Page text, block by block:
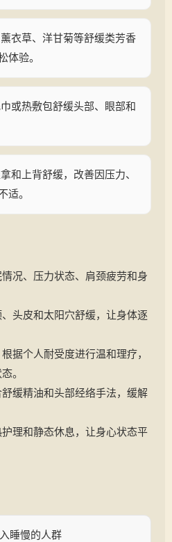
衣草、洋甘菊等舒缓类芳香
体验。
或热敷包舒缓头部、眼部和
和上背舒缓，改善因压力、
适。
况、压力状态、肩颈疲劳和身
头皮和太阳穴舒缓，让身体逐
根据个人耐受度进行温和理疗，
。
缓精油和头部经络手法，缓解
理和静态休息，让身心状态平
睡慢的人群